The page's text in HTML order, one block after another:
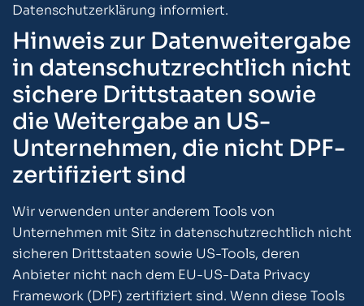
Datenschutzerklärung informiert.
Hinweis zur Datenweitergabe
in datenschutzrechtlich nicht
sichere Drittstaaten sowie
die Weitergabe an US-
Unternehmen, die nicht DPF-
zertifiziert sind
Wir verwenden unter anderem Tools von
Unternehmen mit Sitz in datenschutzrechtlich nicht
sicheren Drittstaaten sowie US-Tools, deren
Anbieter nicht nach dem EU-US-Data Privacy
Framework (DPF) zertifiziert sind. Wenn diese Tools